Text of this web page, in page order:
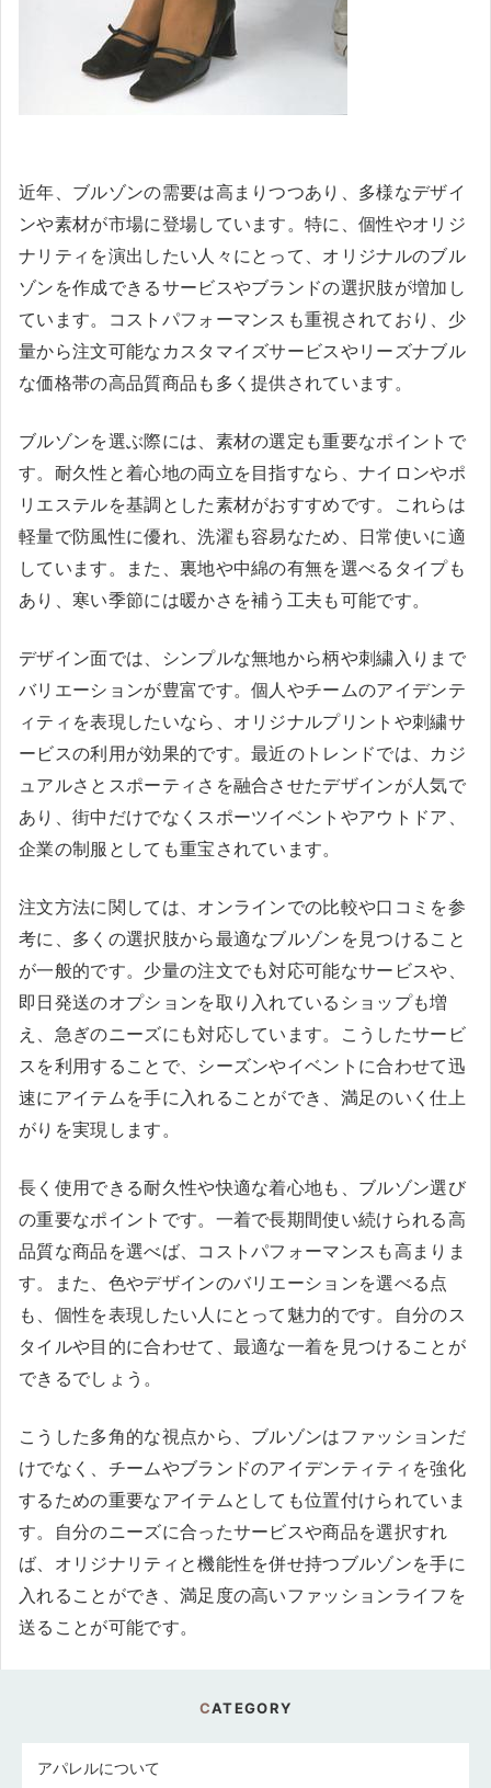
近年、ブルゾンの需要は高まりつつあり、多様なデザイ
ンや素材が市場に登場しています。特に、個性やオリジ
ナリティを演出したい人々にとって、オリジナルのブル
ゾンを作成できるサービスやブランドの選択肢が増加し
ています。コストパフォーマンスも重視されており、少
量から注文可能なカスタマイズサービスやリーズナブル
な価格帯の高品質商品も多く提供されています。
ブルゾンを選ぶ際には、素材の選定も重要なポイントで
す。耐久性と着心地の両立を目指すなら、ナイロンやポ
リエステルを基調とした素材がおすすめです。これらは
軽量で防風性に優れ、洗濯も容易なため、日常使いに適
しています。また、裏地や中綿の有無を選べるタイプも
あり、寒い季節には暖かさを補う工夫も可能です。
デザイン面では、シンプルな無地から柄や刺繍入りまで
バリエーションが豊富です。個人やチームのアイデンテ
ィティを表現したいなら、オリジナルプリントや刺繍サ
ービスの利用が効果的です。最近のトレンドでは、カジ
ュアルさとスポーティさを融合させたデザインが人気で
あり、街中だけでなくスポーツイベントやアウトドア、
企業の制服としても重宝されています。
注文方法に関しては、オンラインでの比較や口コミを参
考に、多くの選択肢から最適なブルゾンを見つけること
が一般的です。少量の注文でも対応可能なサービスや、
即日発送のオプションを取り入れているショップも増
え、急ぎのニーズにも対応しています。こうしたサービ
スを利用することで、シーズンやイベントに合わせて迅
速にアイテムを手に入れることができ、満足のいく仕上
がりを実現します。
長く使用できる耐久性や快適な着心地も、ブルゾン選び
の重要なポイントです。一着で長期間使い続けられる高
品質な商品を選べば、コストパフォーマンスも高まりま
す。また、色やデザインのバリエーションを選べる点
も、個性を表現したい人にとって魅力的です。自分のス
タイルや目的に合わせて、最適な一着を見つけることが
できるでしょう。
こうした多角的な視点から、ブルゾンはファッションだ
けでなく、チームやブランドのアイデンティティを強化
するための重要なアイテムとしても位置付けられていま
す。自分のニーズに合ったサービスや商品を選択すれ
ば、オリジナリティと機能性を併せ持つブルゾンを手に
入れることができ、満足度の高いファッションライフを
送ることが可能です。
CATEGORY
アパレルについて